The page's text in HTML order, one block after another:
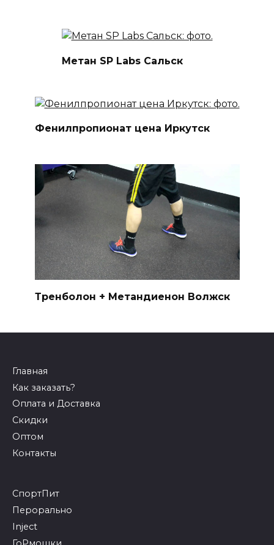
Метан SP Labs Сальск
Фенилпропионат цена Иркутск
Тренболон + Метандиенон Волжск
Главная
Как заказать?
Оплата и Доставка
Скидки
Оптом
Контакты
СпортПит
Перорально
Inject